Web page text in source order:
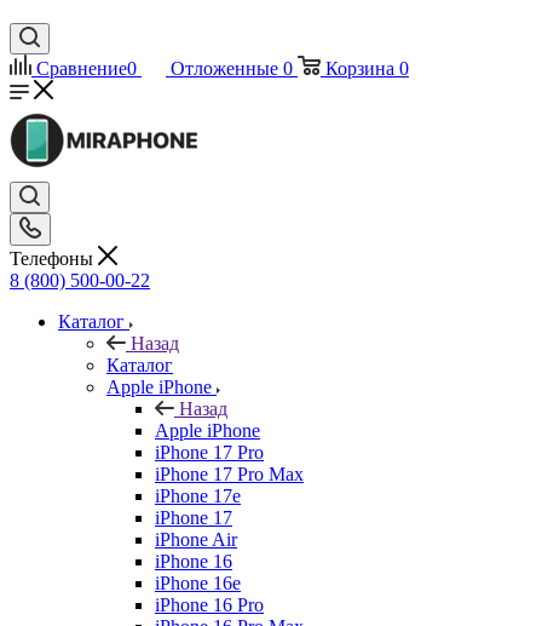
Сравнение0 Отложенные 0 Корзина 0
Телефоны
8 (800) 500-00-22
Каталог
Назад
Каталог
Apple iPhone
Назад
Apple iPhone
iPhone 17 Pro
iPhone 17 Pro Max
iPhone 17e
iPhone 17
iPhone Air
iPhone 16
iPhone 16e
iPhone 16 Pro